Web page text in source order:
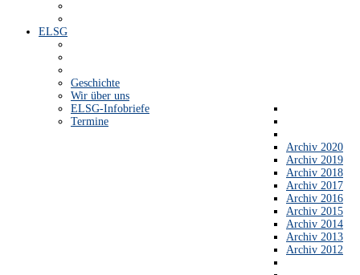
ELSG
Geschichte
Wir über uns
ELSG-Infobriefe
Termine
Archiv 2020
Archiv 2019
Archiv 2018
Archiv 2017
Archiv 2016
Archiv 2015
Archiv 2014
Archiv 2013
Archiv 2012